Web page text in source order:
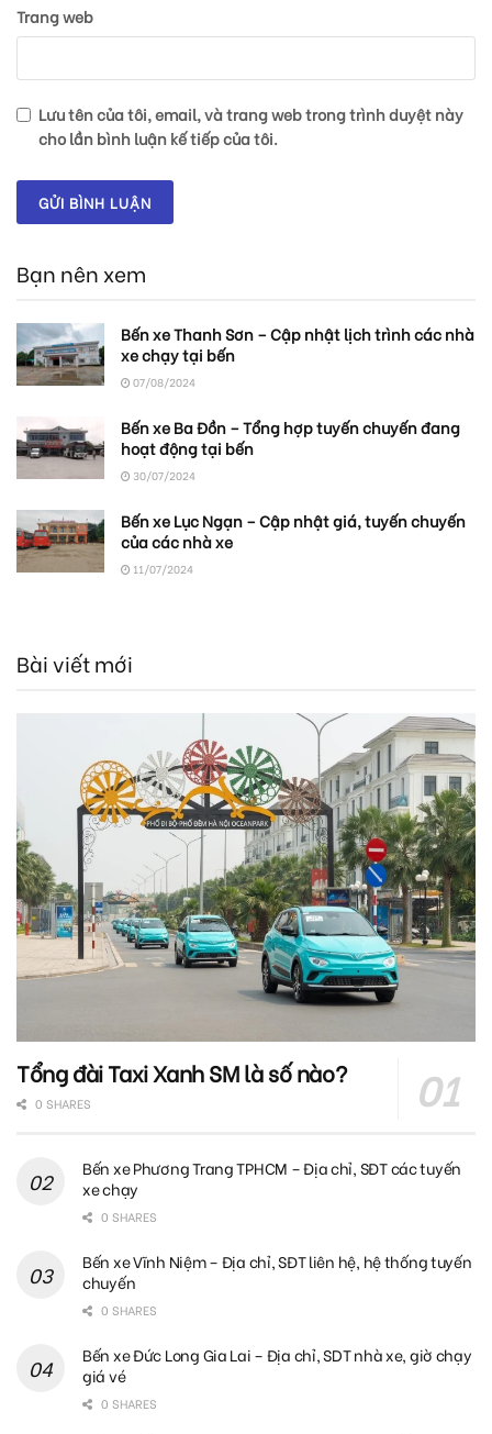
Trang web
Lưu tên của tôi, email, và trang web trong trình duyệt này
cho lần bình luận kế tiếp của tôi.
Bạn nên xem
Bến xe Thanh Sơn – Cập nhật lịch trình các nhà
xe chạy tại bến
07/08/2024
Bến xe Ba Đồn – Tổng hợp tuyến chuyến đang
hoạt động tại bến
30/07/2024
Bến xe Lục Ngạn – Cập nhật giá, tuyến chuyến
của các nhà xe
11/07/2024
Bài viết mới
Tổng đài Taxi Xanh SM là số nào?
0 SHARES
Bến xe Phương Trang TPHCM – Địa chỉ, SĐT các tuyến
xe chạy
0 SHARES
Bến xe Vĩnh Niệm – Địa chỉ, SĐT liên hệ, hệ thống tuyến
chuyến
0 SHARES
Bến xe Đức Long Gia Lai – Địa chỉ, SDT nhà xe, giờ chạy
giá vé
0 SHARES